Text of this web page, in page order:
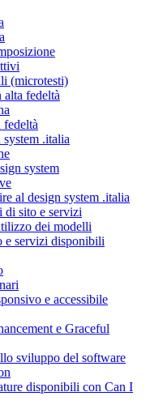
(microtesti)
alta fedeltà
.italia
system
al design system .italia
di sito e servizi
dei modelli
e servizi disponibili
e accessibile
e Graceful
sviluppo del software
disponibili con Can I